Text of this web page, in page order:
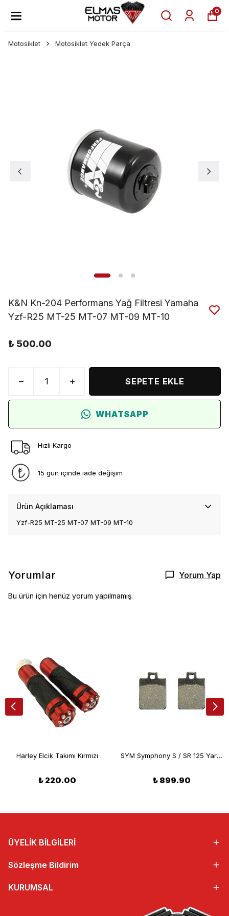
0
Motosiklet Motosiklet Yedek Parça
K&N Kn-204 Performans Yağ Filtresi Yamaha
Yzf-R25 MT-25 MT-07 MT-09 MT-10
₺ 500.00
SEPETE EKLE
WHATSAPP
Hızlı Kargo
15 gün içinde iade değişim
Ürün Açıklaması
Yzf-R25 MT-25 MT-07 MT-09 MT-10
Yorumlar Yorum Yap
Bu ürün için henüz yorum yapılmamış.
Harley Elcik Takımı Kırmızı
₺ 220.00
SYM Symphony S / SR 125 Yarı Metalik Arka Fren Balatası (10/16) Braking 808SM1
₺ 899.90
ÜYELİK BİLGİLERİ
Sözleşme Bildirim
KURUMSAL